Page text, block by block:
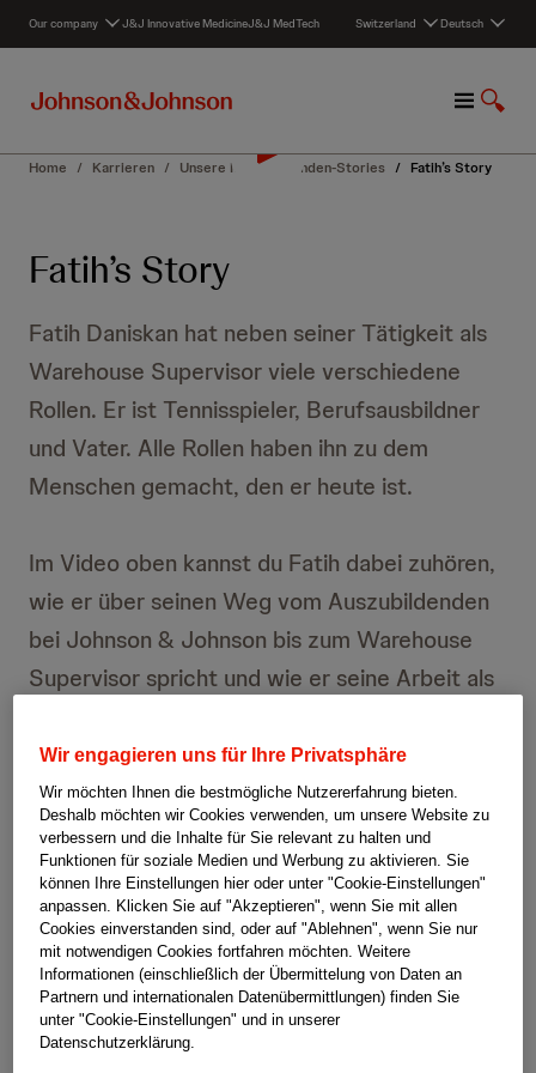
c
Our company J&J Innovative MedicineJ&J MedTech Switzerland Deutsch
M
n
S
c
Home / Karrieren / Unsere Mitarbeitenden‑Stories / Fatih’s Story
Fatih’s Story
Fatih Daniskan hat neben seiner Tätigkeit als
Warehouse Supervisor viele verschiedene
Rollen. Er ist Tennisspieler, Berufsausbildner
und Vater. Alle Rollen haben ihn zu dem
Menschen gemacht, den er heute ist.
Im Video oben kannst du Fatih dabei zuhören,
wie er über seinen Weg vom Auszubildenden
bei Johnson & Johnson bis zum Warehouse
Supervisor spricht und wie er seine Arbeit als
Fatih erzählt uns auch, wie sehr ihn die vielen
verschiedenen Aufgaben, die er hat,
bereichern.
Vor achtzehn Jahren begann Fatih seine Reise
bei Johnson & Johnson.Als begeisterter
Auszubildenderwurden ihm viele
Möglichkeiten geboten, zu lernen, zu wachsen
und sich auf verschiedene Weise zu
Wir engagieren uns für Ihre Privatsphäre
Wir möchten Ihnen die bestmögliche Nutzererfahrung bieten.
Deshalb möchten wir Cookies verwenden, um unsere Website zu
verbessern und die Inhalte für Sie relevant zu halten und
Funktionen für soziale Medien und Werbung zu aktivieren. Sie
können Ihre Einstellungen hier oder unter "Cookie-Einstellungen"
anpassen. Klicken Sie auf "Akzeptieren", wenn Sie mit allen
Cookies einverstanden sind, oder auf "Ablehnen", wenn Sie nur
mit notwendigen Cookies fortfahren möchten. Weitere
Informationen (einschließlich der Übermittelung von Daten an
Partnern und internationalen Datenübermittlungen) finden Sie
unter "Cookie-Einstellungen" und in unserer
Datenschutzerklärung.